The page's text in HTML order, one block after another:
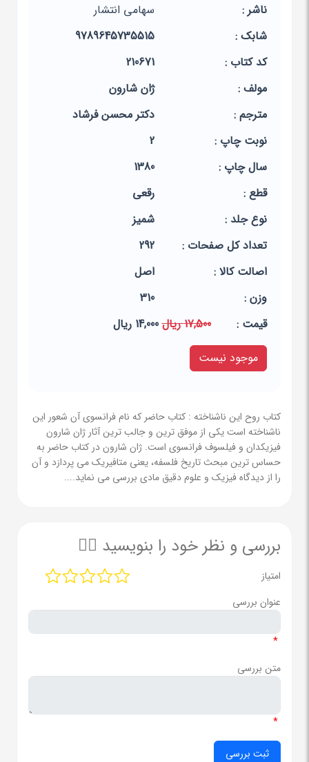
ناشر :
سهامی انتشار
شابک :
9789645735515
کد کتاب :
210671
مولف :
ژان شارون
مترجم :
دکتر محسن فرشاد
نوبت چاپ :
2
سال چاپ :
1380
قطع :
رقعی
نوع جلد :
شمیز
تعداد کل صفحات :
292
اصالت کالا :
اصل
وزن :
310
قيمت :
17,500 ریال
14,000 ریال
موجود نیست
کتاب روح این ناشناخته : کتاب حاضر که نام فرانسوی آن شعور این
ناشناخته است یکی از موفق ترین و جالب ترین آثار ژان شارون
فیزیکدان و فیلسوف فرانسوی است. ژان شارون در کتاب حاضر به
حساس ترین مبحث تاریخ فلسفه، یعنی متافیریک می پردازد و آن
را از دیدگاه فیزیک و علوم دقیق مادی بررسی می نماید....
بررسی و نظر خود را بنویسید ✍🏻
امتیاز
عنوان بررسی
*
متن بررسی
*